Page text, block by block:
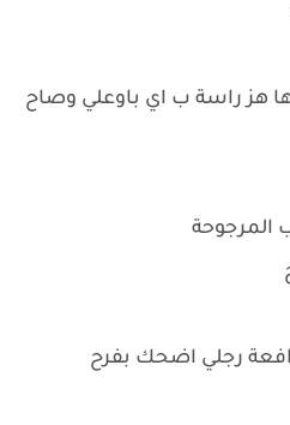
هز راسة ب اي باوعلي وصاح
المرجوحة
رجلي اضحك بفرح